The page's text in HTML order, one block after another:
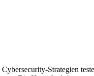
Strategien